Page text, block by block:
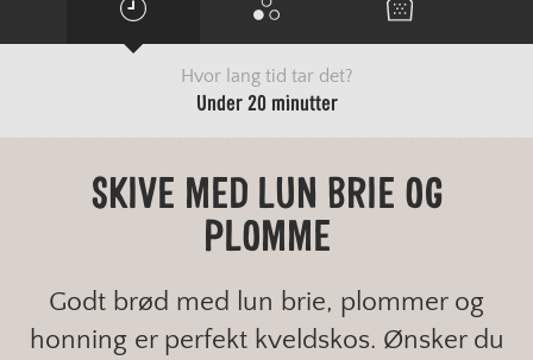
Hvor lang tid tar det?
Under 20 minutter
SKIVE MED LUN BRIE OG
PLOMME
Godt brød med lun brie, plommer og
honning er perfekt kveldskos. Ønsker du